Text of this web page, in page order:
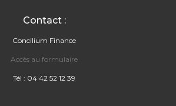
Contact :
Concilium Finance
Accès au formulaire
Tél : 04 42 52 12 39